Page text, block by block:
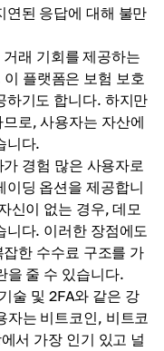
연된 응답에 대해 불만
래 기회를 제공하는
플랫폼은 보험 보호
하기도 합니다. 하지만
로, 사용자는 자산에
니다.
경험 많은 사용자로
이딩 옵션을 제공합니
신이 없는 경우, 데모
니다. 이러한 장점에도
한 수수료 구조를 가
을 줄 수 있습니다.
술 및 2FA와 같은 강
자는 비트코인, 비트코
서 가장 인기 있고 널